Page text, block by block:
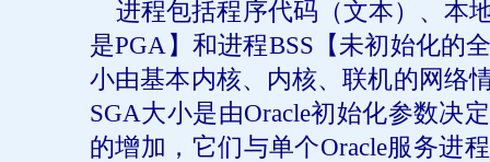
进程包括程序代码（文本）、本
是PGA 】和进程BSS 【未初始化的
小由基本内核、内核、联机的网络
SGA大小是由Oracle初始化参数决
的增加，它们与单个Oracle服务进